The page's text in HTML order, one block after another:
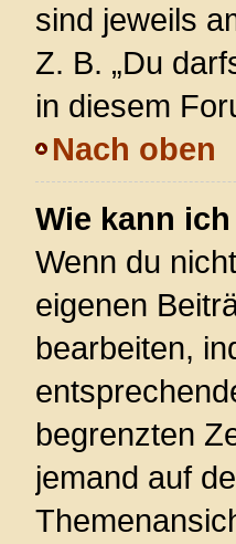
sind jeweils
Z. B. „Du
in diesem
Nach oben
Wie kann
Wenn du
eigenen
bearbeiten,
begrenzten
jemand auf